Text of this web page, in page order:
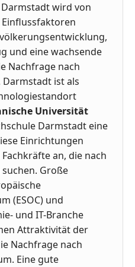
wird von
und eine wachsende
Nachfrage nach
ist als
Universität
Darmstadt eine
Einrichtungen
an, die nach
Große
(ESOC) und
und IT-Branche
Attraktivität der
Nachfrage nach
Eine gute